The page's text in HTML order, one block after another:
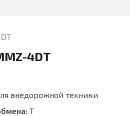
4DT
внедорожной техники
T